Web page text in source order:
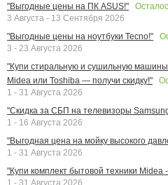
"Выгодные цены на ПК ASUS!"
3 Августа - 13 Сентября 2026
"Выгодные цены на ноутбуки Tecno!"
3 - 23 Августа 2026
"Купи стиральную и сушильную
Midea или Toshiba — получи скидку!"
1 - 31 Августа 2026
"Скидка за СБП на телевизоры
1 - 16 Августа 2026
"Выгодная цена на мойку высокого
1 - 31 Августа 2026
"Купи комплект бытовой техники Midea
1 - 31 Августа 2026